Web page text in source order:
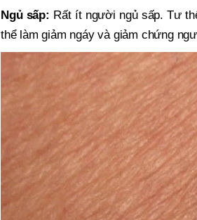
Ngủ sấp: Rất ít người ngủ sấp. Tư
thể làm giảm ngáy và giảm chứng